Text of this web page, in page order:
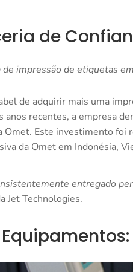
de
impressão de etiquetas
de adquirir mais uma
anos recentes, a empresa
Omet. Este investimento foi
da Omet em Indonésia,
entregado
Jet Technologies.